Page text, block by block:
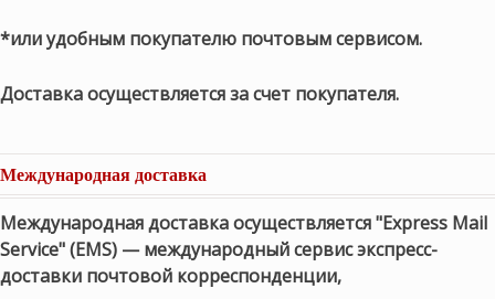
*или удобным покупателю почтовым сервисом.
Доставка осуществляется за счет покупателя.
Международная доставка
Международная доставка осуществляется "Express Mail
Service" (EMS) — международный сервис экспресс-
доставки почтовой корреспонденции,